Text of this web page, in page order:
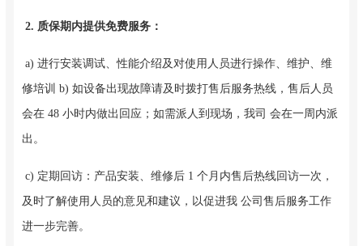
2. 质保期内提供免费服务：
a) 进行安装调试、性能介绍及对使用人员进行操作、维护、维
修培训 b) 如设备出现故障请及时拨打售后服务热线，售后人员
会在 48 小时内做出回应；如需派人到现场，我司 会在一周内派
出。
c) 定期回访：产品安装、维修后 1 个月内售后热线回访一次，
及时了解使用人员的意见和建议，以促进我 公司售后服务工作
进一步完善。